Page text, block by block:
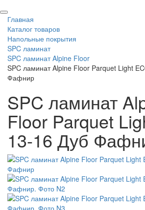
Главная
Каталог товаров
Напольные покрытия
SPC ламинат
SPC ламинат Alpine Floor
SPC ламинат Alpine Floor Parquet Light
Фафнир
SPC ламинат
Floor Parquet
13-16 Дуб